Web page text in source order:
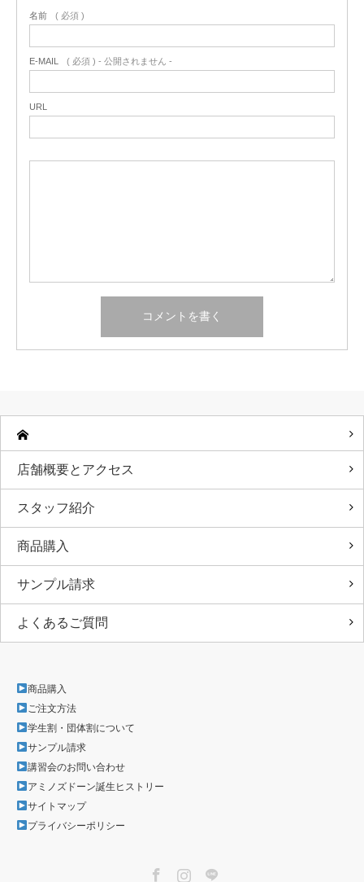
名前 ( 必須 )
E-MAIL ( 必須 ) - 公開されません -
URL
店舗概要とアクセス
スタッフ紹介
商品購入
サンプル請求
よくあるご質問
商品購入
ご注文方法
学生割・団体割について
サンプル請求
講習会のお問い合わせ
アミノズドーン誕生ヒストリー
サイトマップ
プライバシーポリシー